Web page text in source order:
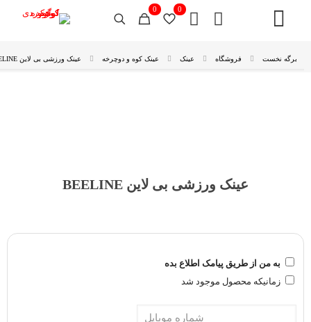
0
0
برگه نخست فروشگاه عینک عینک کوه و دوچرخه عینک ورزشی بی لاین BEELINE
عینک ورزشی بی لاین BEELINE
به من از طریق پیامک اطلاع بده
زمانیکه محصول موجود شد